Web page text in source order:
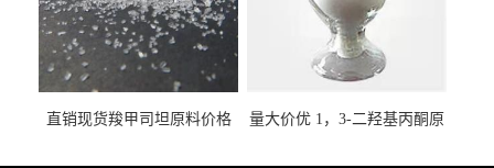
直销现货羧甲司坦原料价格
量大价优 1，3-二羟基丙酮原